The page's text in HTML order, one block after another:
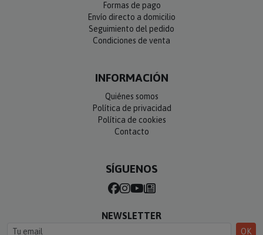
Formas de pago
Envío directo a domicilio
Seguimiento del pedido
Condiciones de venta
INFORMACIÓN
Quiénes somos
Política de privacidad
Política de cookies
Contacto
SÍGUENOS
NEWSLETTER
OK